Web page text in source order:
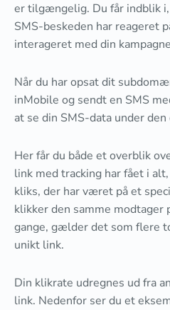
er tilgængelig. Du får indblik
SMS-beskeden har reageret
interageret med din
Når du har opsat dit
inMobile og sendt en SMS
at se din SMS-data under
Her får du både et overblik
link med tracking har fået i
kliks, der har været på et
klikker den samme modtager
gange, gælder det som flere
unikt link.
Din klikrate udregnes ud fra
link. Nedenfor ser du et